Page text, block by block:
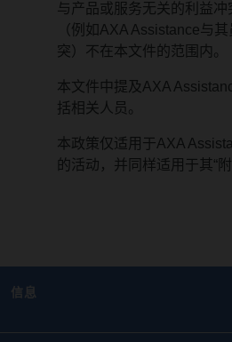
与产品或服务无关的利益
（例如AXA Assistance与
突）不在本文件的范围内。
本文件中提及AXA
括相关人员。
本政策仅适用于AXA
的活动，并同样适用于其“附
信息